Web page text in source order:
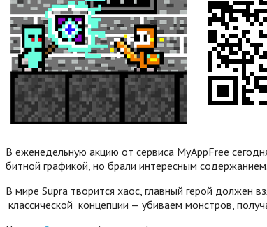
В еженедельную акцию от сервиса MyAppFree
битной графикой, но брали интересным
В мире Supra творится хаос, главный герой должен
классической концепции — убиваем монстров,